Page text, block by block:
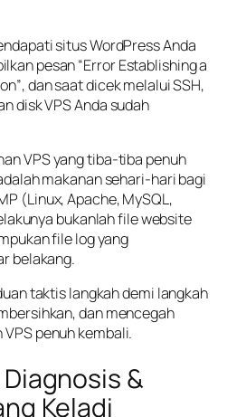
situs WordPress Anda
pesan“Error Establishing a
, dan saat dicek melalui SSH,
disk VPS Anda sudah
VPS yang tiba-tiba penuh
makanan sehari-hari bagi
(Linux, Apache, MySQL,
bukanlah file website
file log yang
belakang.
taktis langkah demi langkah
dan mencegah
penuh kembali.
&
Keladi